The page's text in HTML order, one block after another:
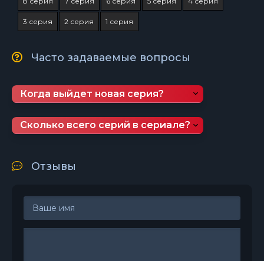
3 серия 2 серия 1 серия
Часто задаваемые вопросы
Когда выйдет новая серия?
Сколько всего серий в сериале?
Отзывы